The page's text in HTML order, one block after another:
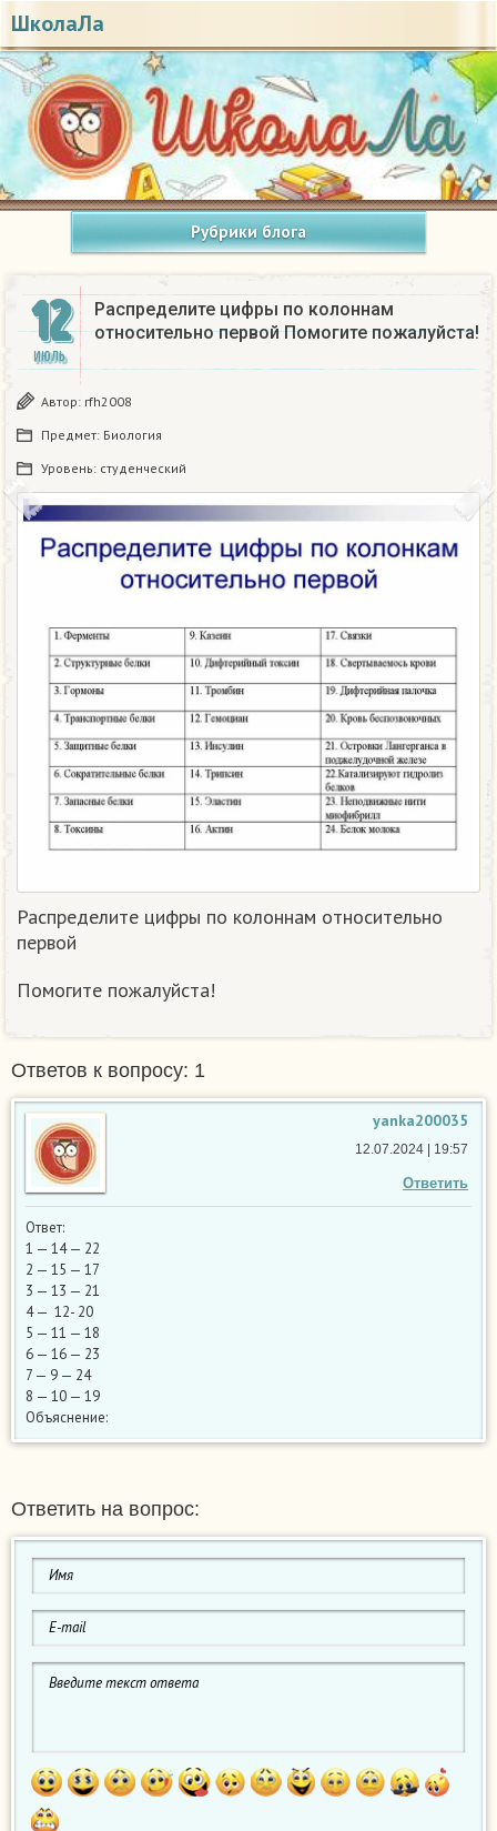
ШколаЛа
Рубрики блога
12
ИЮЛЬ
Распределите цифры по колоннам
относительно первой Помогите пожалуйста!
Автор: rfh2008
Предмет: Биология
Уровень: студенческий
Распределите цифры по колоннам относительно
первой
Помогите пожалуйста!
Ответов к вопросу: 1
yanka200035
Ответить
12.07.2024 | 19:57
Ответ:
1 — 14 — 22
2 — 15 — 17
3 — 13 — 21
4 — 12- 20
5 — 11 — 18
6 — 16 — 23
7 — 9 — 24
8 — 10 — 19
Объяснение:
Ответить на вопрос: